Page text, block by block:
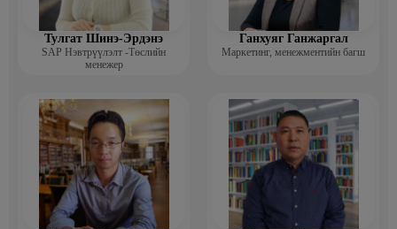
Тулгат Шинэ-Эрдэнэ
SAP Нэвтрүүлэлт -Төслийн
менежер
Ганхуяг Ганжаргал
Маркетинг, менежментийн багш